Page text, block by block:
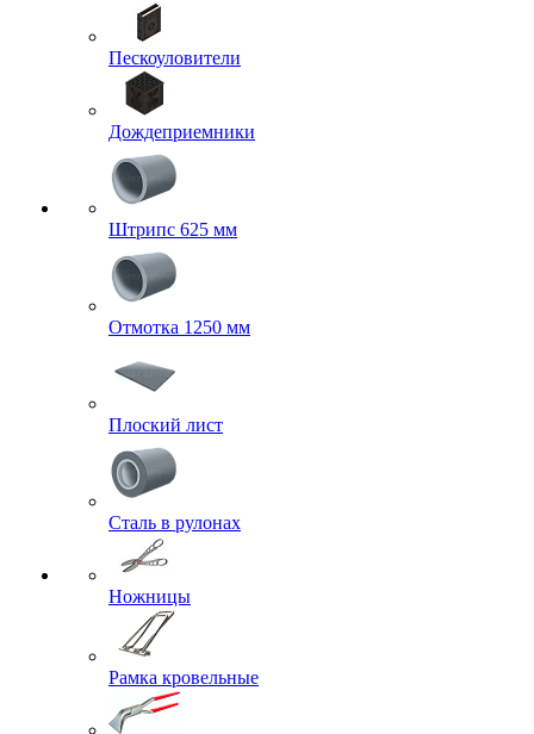
Пескоуловители
Дождеприемники
Штрипс 625 мм
Отмотка 1250 мм
Плоский лист
Сталь в рулонах
Ножницы
Рамка кровельные